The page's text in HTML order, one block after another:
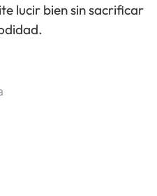
lucir bien sin sacrificar